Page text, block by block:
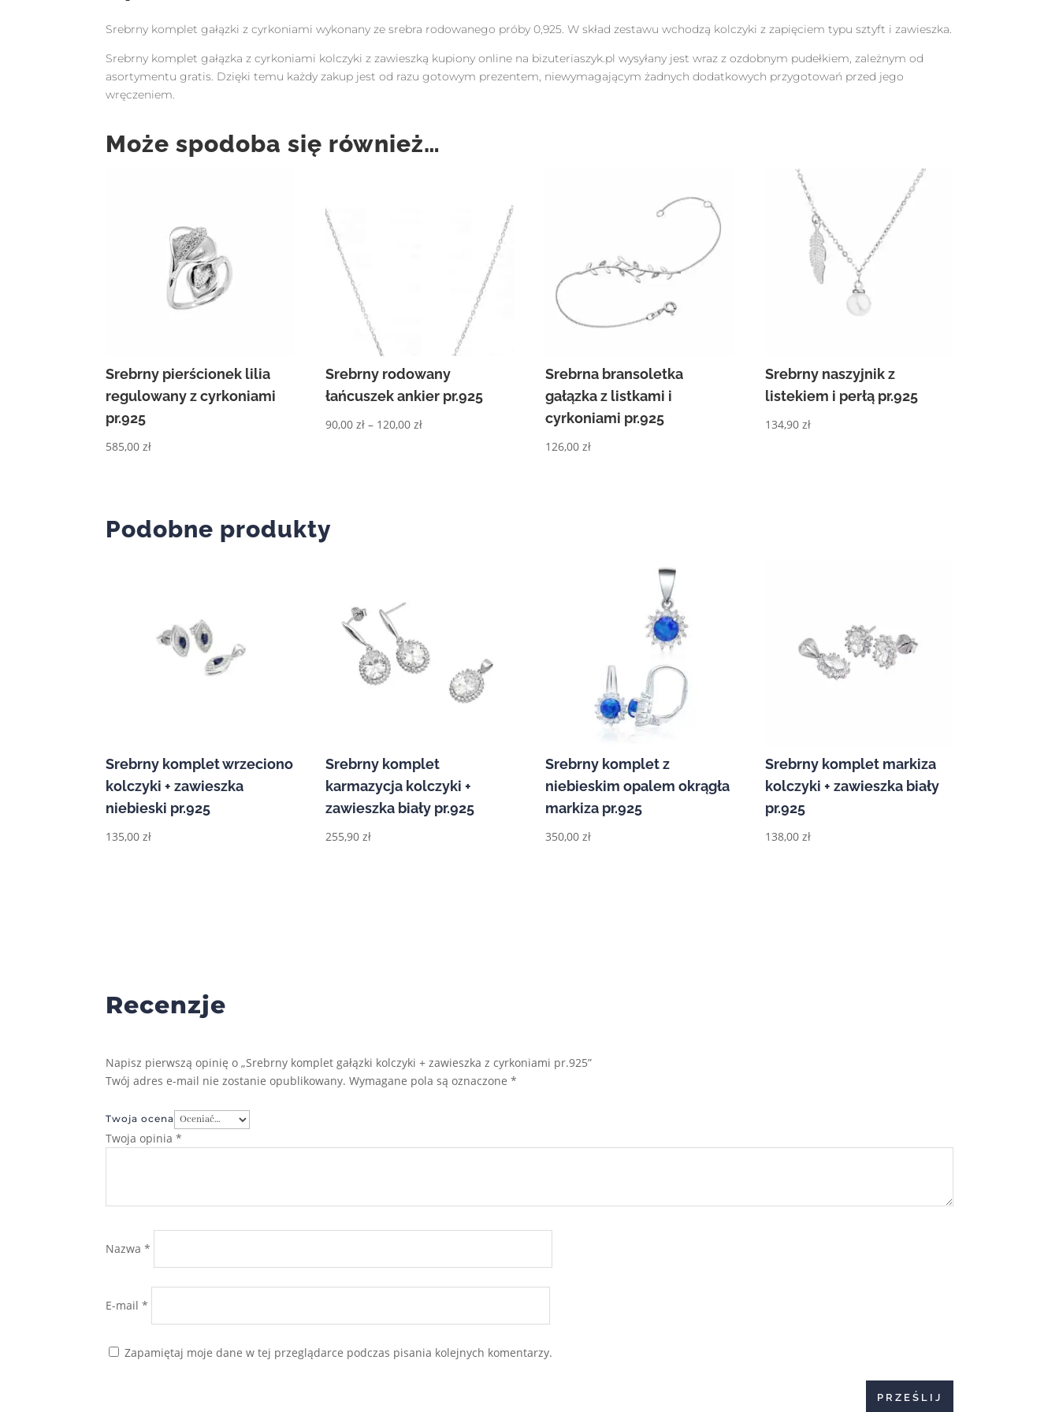
Srebrny komplet gałązki z cyrkoniami wykonany ze srebra rodowanego próby 0,925. W skład zestawu wchodzą kolczyki z zapięciem typu sztyft i zawieszka.
Srebrny komplet gałązka z cyrkoniami kolczyki z zawieszką kupiony online na bizuteriaszyk.pl wysyłany jest wraz z ozdobnym pudełkiem, zależnym od
asortymentu gratis. Dzięki temu każdy zakup jest od razu gotowym prezentem, niewymagającym żadnych dodatkowych przygotowań przed jego
wręczeniem.
Może spodoba się również…
Srebrny pierścionek lilia
regulowany z cyrkoniami
pr.925
585,00zł
Srebrny rodowany
łańcuszek ankier pr.925
90,00zł – 120,00złZakres
Srebrna bransoletka
gałązka z listkami i
cyrkoniami pr.925
126,00zł
Srebrny naszyjnik z
listekiem i perłą pr.925
134,90zł
Podobne produkty
Srebrny komplet wrzeciono
kolczyki + zawieszka
niebieski pr.925
135,00zł
Srebrny komplet
karmazycja kolczyki +
zawieszka biały pr.925
255,90zł
Srebrny komplet z
niebieskim opalem okrągła
markiza pr.925
350,00zł
Srebrny komplet markiza
kolczyki + zawieszka biały
pr.925
138,00zł
Recenzje
Napisz pierwszą opinię o „Srebrny komplet gałązki kolczyki + zawieszka z cyrkoniami pr.925”
Twój adres e-mail nie zostanie opublikowany. Wymagane pola są oznaczone*
Twoja ocena
Twoja opinia*
Nazwa*
E-mail*
Zapamiętaj moje dane w tej przeglądarce podczas pisania kolejnych komentarzy.
PRZEŚLIJ